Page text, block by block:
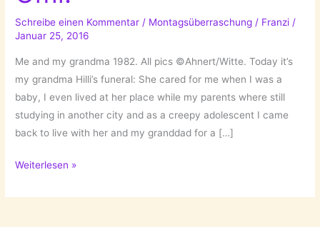
Schreibe einen Kommentar / Montagsüberraschung / Franzi /
Januar 25, 2016
Me and my grandma 1982. All pics ©Ahnert/Witte. Today it’s
my grandma Hilli’s funeral: She cared for me when I was a
baby, I even lived at her place while my parents where still
studying in another city and as a creepy adolescent I came
back to live with her and my granddad for a […]
My
Hilli
Weiterlesen »